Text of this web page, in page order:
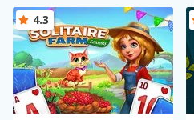
4.3